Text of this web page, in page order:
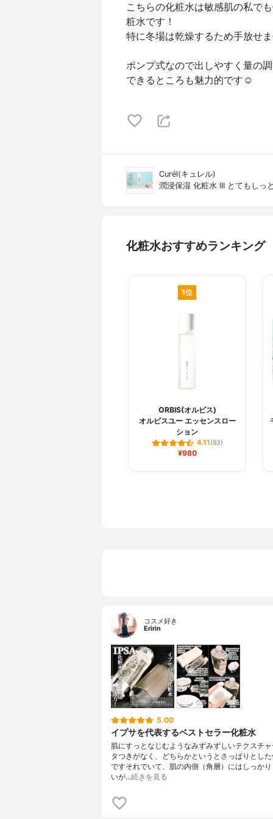
こちらの化粧水は敏感肌の私で
粧水です！
特に冬場は乾燥するため手放せ
ポンプ式なので出しやすく量の
できるところも魅力的です☺︎
Curél(キュレル)
潤浸保湿 化粧水 III とてもしっ
化粧水おすすめランキング
1位
ORBIS(オルビス)
オルビスユー エッセンスロー
ション
4.11(93)
¥980
コスメ好き
Eririn
5.00
イプサを代表するベストセラー化粧水
肌にすっとなじむようなみずみずしいテクスチ
タつきがなく、どちらかというとさっぱりとし
ですそれでいて、肌の内側（角層）にはしっか
いが…続きを見る